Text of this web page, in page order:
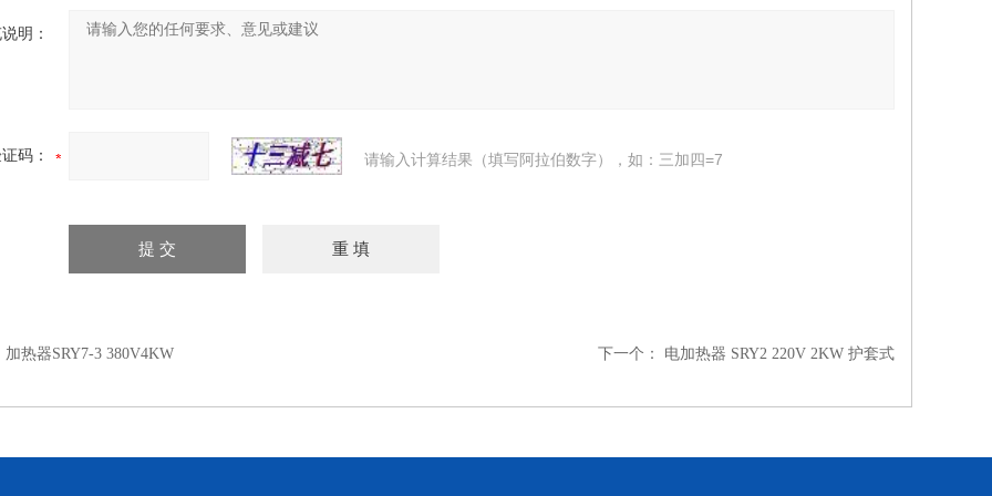
明：
码： 请输入计算结果（填写阿拉伯数字），如：三加四=7
加热器SRY7-3 380V4KW 下一个： 电加热器 SRY2 220V 2KW 护套式